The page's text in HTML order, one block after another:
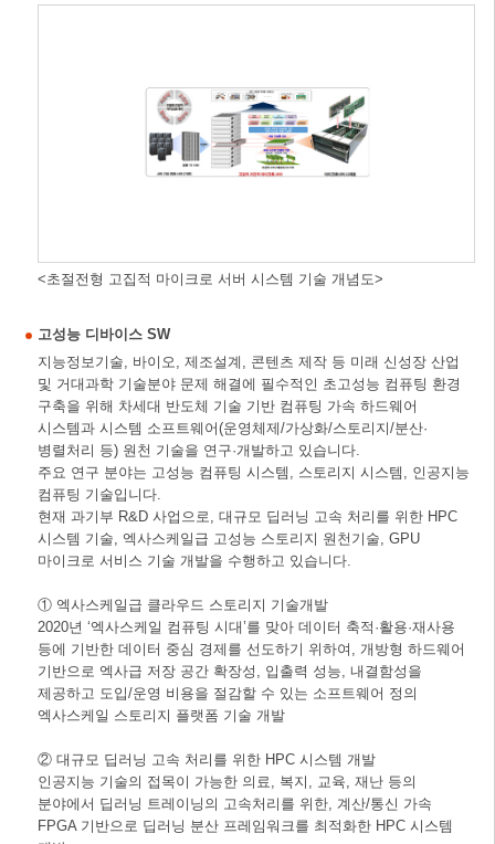
<초절전형 고집적 마이크로 서버 시스템 기술 개념도>
고성능 디바이스 SW
지능정보기술, 바이오, 제조설계, 콘텐츠 제작 등 미래 신성장 산업
및 거대과학 기술분야 문제 해결에 필수적인 초고성능 컴퓨팅 환경
구축을 위해 차세대 반도체 기술 기반 컴퓨팅 가속 하드웨어
시스템과 시스템 소프트웨어(운영체제/가상화/스토리지/분산·
병렬처리 등) 원천 기술을 연구·개발하고 있습니다.
주요 연구 분야는 고성능 컴퓨팅 시스템, 스토리지 시스템, 인공지능
컴퓨팅 기술입니다.
현재 과기부 R&D 사업으로, 대규모 딥러닝 고속 처리를 위한 HPC
시스템 기술, 엑사스케일급 고성능 스토리지 원천기술, GPU
마이크로 서비스 기술 개발을 수행하고 있습니다.
① 엑사스케일급 클라우드 스토리지 기술개발
2020년 ‘엑사스케일 컴퓨팅 시대’를 맞아 데이터 축적·활용·재사용
등에 기반한 데이터 중심 경제를 선도하기 위하여, 개방형 하드웨어
기반으로 엑사급 저장 공간 확장성, 입출력 성능, 내결함성을
제공하고 도입/운영 비용을 절감할 수 있는 소프트웨어 정의
엑사스케일 스토리지 플랫폼 기술 개발
② 대규모 딥러닝 고속 처리를 위한 HPC 시스템 개발
인공지능 기술의 접목이 가능한 의료, 복지, 교육, 재난 등의
분야에서 딥러닝 트레이닝의 고속처리를 위한, 계산/통신 가속
FPGA 기반으로 딥러닝 분산 프레임워크를 최적화한 HPC 시스템